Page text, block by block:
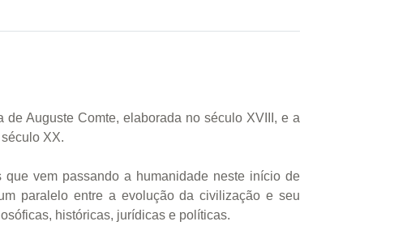
Auguste Comte, elaborada no século XVIII, e a
XX.
vem passando a humanidade neste início de
paralelo entre a evolução da civilização e seu
históricas, jurídicas e políticas.